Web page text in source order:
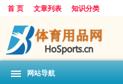
首 页 文章列表 知识分类
网站导航